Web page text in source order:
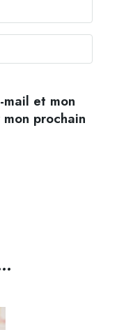
mail et mon
prochain